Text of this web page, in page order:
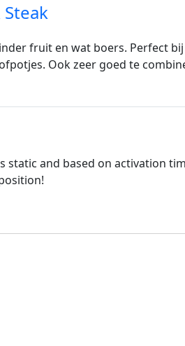
fruit en wat boers. Perfect
Ook zeer goed te
static and based on activation